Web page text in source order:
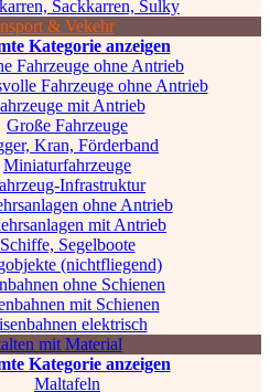
Sackkarren, Sulky
& Vekehr
Kategorie anzeigen
Fahrzeuge ohne Antrieb
Fahrzeuge ohne Antrieb
mit Antrieb
Große Fahrzeuge
Kran, Förderband
Miniaturfahrzeuge
Infrastruktur
ohne Antrieb
mit Antrieb
Schiffe, Segelboote
(nichtfliegend)
ohne Schienen
mit Schienen
elektrisch
mit Material
Kategorie anzeigen
Maltafeln